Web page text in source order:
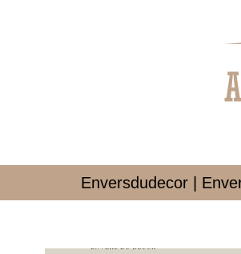
En­versdude­cor |